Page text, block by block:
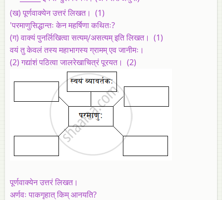
(ख)पूर्णवाक्येन उत्तरं लिखत। (1)
'परमाणुसिद्धान्तः केन महर्षिणा कथितः?
(ग)वाक्यं पुनर्लिखित्वा सत्यम्‌/असत्यम्‌ इति लिखत। (1)
वयं तु केवलं तस्य महाभागस्य ग्रामम्‌ एव जानीमः।
(2)गद्यांशं पठित्वा जालरेखाचित्रं पूरयत। (2)
पूर्णवाक्येन उत्तरं लिखत।
अर्णवः पाकगृहात् किम् आनयति?